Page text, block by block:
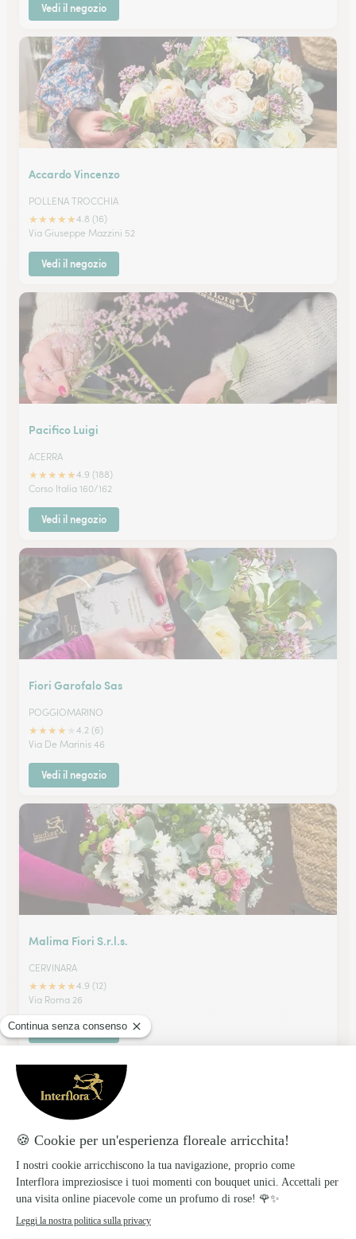
Vedi il negozio
Accardo Vincenzo
POLLENA TROCCHIA
★★★★★4.8 (16)
Via Giuseppe Mazzini 52
Vedi il negozio
Pacifico Luigi
ACERRA
★★★★★4.9 (188)
Corso Italia 160/162
Vedi il negozio
Fiori Garofalo Sas
POGGIOMARINO
★★★★
4.2 (6)
Via De Marinis 46
Vedi il negozio
Malima Fiori S.r.l.s.
CERVINARA
★★★★★4.9 (12)
Via Roma 26
Vedi il negozio
Flora Napoli Garden Srl
CASORIA